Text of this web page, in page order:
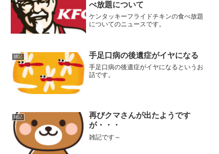
べ放題について
ケンタッキーフライドチキンの食べ放題
についてのニュースです。
雑記 手足口病の後遺症がイヤになる
手足口病の後遺症がイヤになるというお
話です。
雑記
再びクマさんが出たようです
が・・・
雑記です～